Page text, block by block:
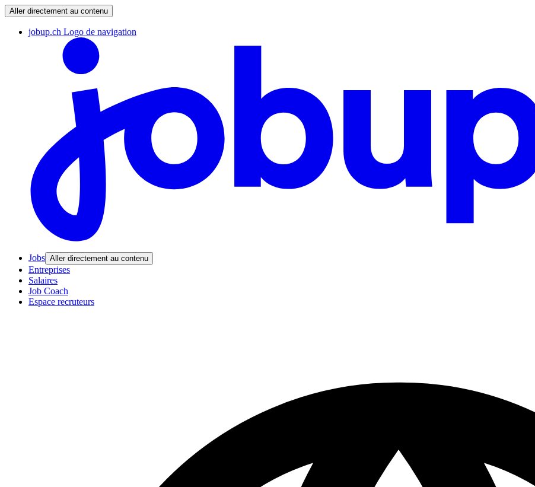
Aller directement au contenu
jobup.ch Logo de navigation
Jobs Aller directement au contenu
Entreprises
Salaires
Job Coach
Espace recruteurs